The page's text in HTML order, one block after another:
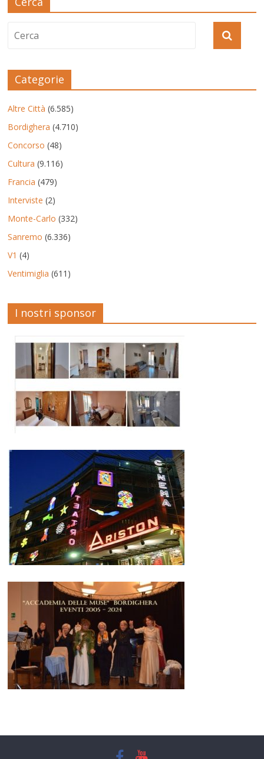
Categorie
Altre Città (6.585)
Bordighera (4.710)
Concorso (48)
Cultura (9.116)
Francia (479)
Interviste (2)
Monte-Carlo (332)
Sanremo (6.336)
V1 (4)
Ventimiglia (611)
I nostri sponsor